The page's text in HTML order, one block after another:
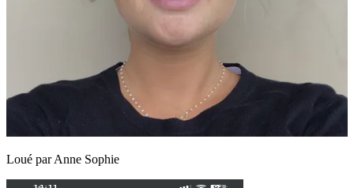
Loué parAnne Sophie